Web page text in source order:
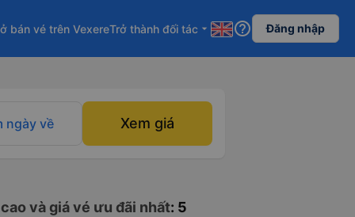
bán vé trên VexereTrở thành đối tác arrow_drop_down help_outline Đăng nhập
ngày về Xem giá
và giá vé ưu đãi nhất: 5